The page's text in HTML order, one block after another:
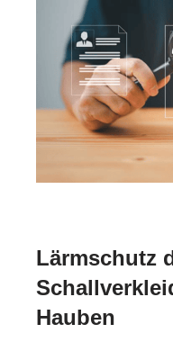
Lärmschutz
Hauben